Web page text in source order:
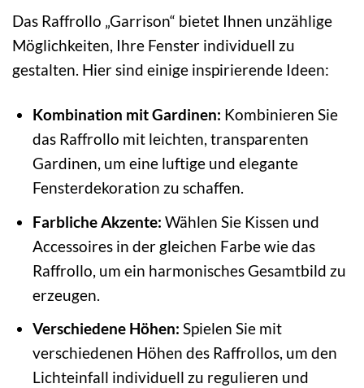
Das Raffrollo „Garrison“ bietet Ihnen unzählige
Möglichkeiten, Ihre Fenster individuell zu
gestalten. Hier sind einige inspirierende Ideen:
Kombination mit Gardinen: Kombinieren Sie
das Raffrollo mit leichten, transparenten
Gardinen, um eine luftige und elegante
Fensterdekoration zu schaffen.
Farbliche Akzente: Wählen Sie Kissen und
Accessoires in der gleichen Farbe wie das
Raffrollo, um ein harmonisches Gesamtbild zu
erzeugen.
Verschiedene Höhen: Spielen Sie mit
verschiedenen Höhen des Raffrollos, um den
Lichteinfall individuell zu regulieren und